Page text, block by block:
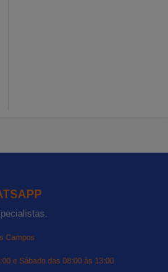
Campos
e Sábado das 08:00 às 13:00